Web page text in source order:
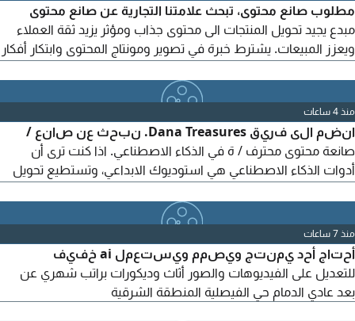
مطلوب صانع محتوى، تبحث علامتنا التجارية عن صانع محتوى
مبدع يجيد تحويل المنتجات الى محتوى جذاب ومؤثر يزيد ثقة العملاء
ويعزز المبيعات. يشترط خبرة في تصوير ومونتاج المحتوى وابتكار أفكار
لمنصات تيك توك وانستغرام وسناب شات. سيتم ترشيح المتقدمين
بناء على جودة أعمالهم مع اختبار عملي للمقبولين بريدة حي البساتين
منذ 4 ساعات
انضم الى فريق Dana Treasures. نبحث عن صانع /
صانعة محتوى محترف / ة في الذكاء الاصطناعي. اذا كنت ترى أن
أدوات الذكاء الاصطناعي هي استوديوك الابداعي، وتستطيع تحويل
المهام انتاج صور احترافية باستخدام أحدث أدوات الذكاء الاصطناعي.
انشاء فيديوهات ذات جودة عالية. مونتاج احترافي مع مؤثرات بصرية
وصوتية. صناعة محتوى تفاعلي يحقق
منذ 7 ساعات
أحتاج أحد يمنتج ويصمم ويستعمل ai خفيف
للتعديل على الفيديوهات والصور أثاث وديكورات براتب شهري عن
بعد عادي الدمام حي الفيصلية المنطقة الشرقية